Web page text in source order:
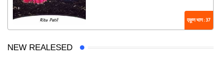
एकूण भाग : 37
NEW REALESED